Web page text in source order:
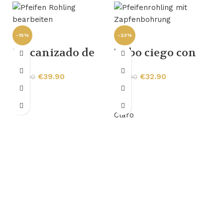
-15%
Mecanizado de
tubos en
bruto（9mm）
47.00 €39.90
-23%
Tubo ciego con
mortaja
43.00 €32.90
Claro